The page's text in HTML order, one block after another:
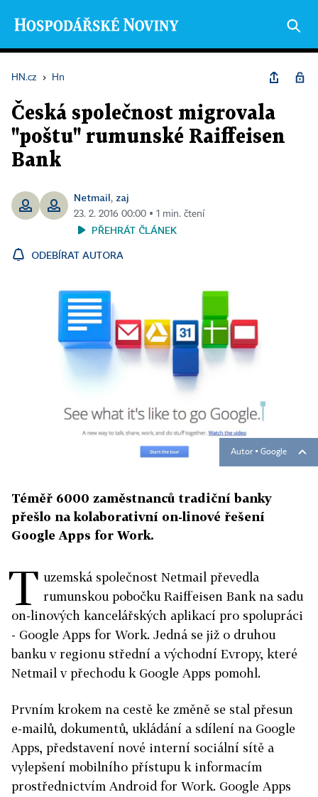
HN.cz › Hn
Česká společnost migrovala
"poštu" rumunské Raiffeisen
Bank
Netmail, zaj
23. 2. 2016 00:00 ▪ 1 min. čtení
PŘEHRÁT ČLÁNEK
ODEBÍRAT AUTORA
Autor ▪ Google
Téměř 6000 zaměstnanců tradiční banky
přešlo na kolaborativní on-linové řešení
Google Apps for Work.
T uzemská společnost Netmail převedla
rumunskou pobočku Raiffeisen Bank na sadu
on-linových kancelářských aplikací pro spolupráci
- Google Apps for Work. Jedná se již o druhou
banku v regionu střední a východní Evropy, které
Netmail v přechodu k Google Apps pomohl.
Prvním krokem na cestě ke změně se stal přesun
e-mailů, dokumentů, ukládání a sdílení na Google
Apps, představení nové interní sociální sítě a
vylepšení mobilního přístupu k informacím
prostřednictvím Android for Work. Google Apps